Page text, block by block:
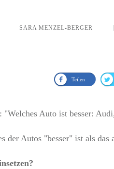
SARA MENZEL-BERGER
Teilen
Auto ist besser:
Autos "besser" ist als das